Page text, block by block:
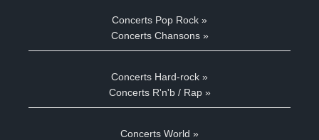
Concerts Pop Rock »
Concerts Chansons »
Concerts Hard-rock »
Concerts R'n'b / Rap »
Concerts World »